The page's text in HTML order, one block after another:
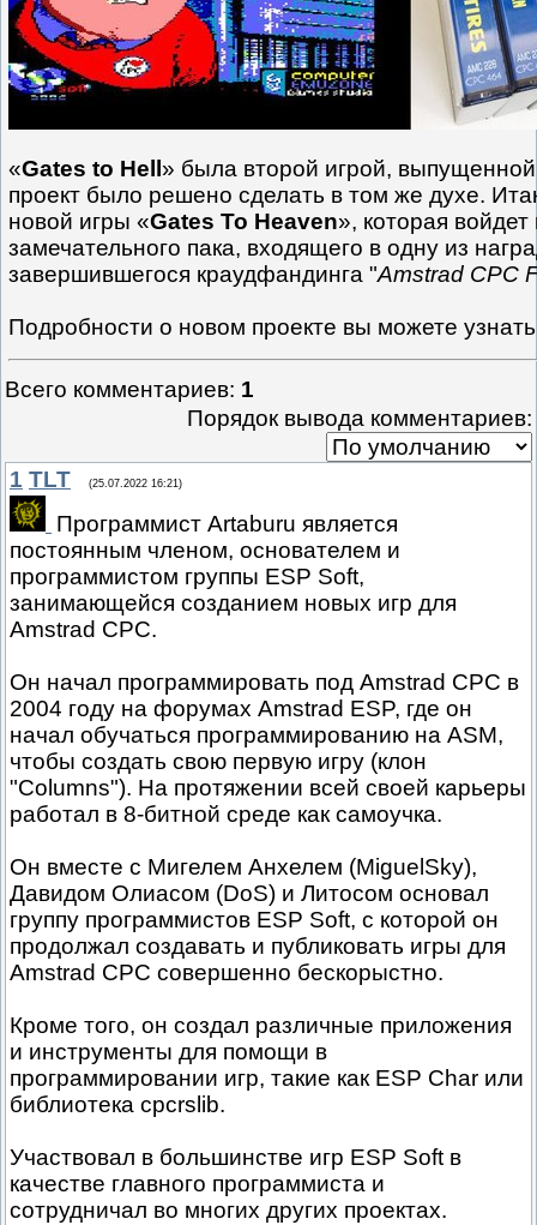
«Gates to Hell » была второй игрой,
проект было решено сделать в том же духе.
новой игры «Gates To Heaven», которая войдет
замечательного пака, входящего в одну из
завершившегося краудфандинга "Amstrad CPC
Подробности о новом проекте вы можете
Всего комментариев: 1
Порядок вывода комментариев:
1 TLT (25.07.2022 16:21)
Программист Artaburu является
постоянным членом, основателем и
программистом группы ESP Soft,
занимающейся созданием новых игр для
Amstrad CPC.
Он начал программировать под Amstrad CPC в
2004 году на форумах Amstrad ESP, где он
начал обучаться программированию на ASM,
чтобы создать свою первую игру (клон
"Columns"). На протяжении всей своей карьеры
работал в 8-битной среде как самоучка.
Он вместе с Мигелем Анхелем (MiguelSky),
Давидом Олиасом (DoS) и Литосом основал
группу программистов ESP Soft, с которой он
продолжал создавать и публиковать игры для
Amstrad CPC совершенно бескорыстно.
Кроме того, он создал различные приложения
и инструменты для помощи в
программировании игр, такие как ESP Char или
библиотека cpcrslib.
Участвовал в большинстве игр ESP Soft в
качестве главного программиста и
сотрудничал во многих других проектах.